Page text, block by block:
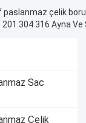
paslanmaz çelik boru
Sac
Çelik